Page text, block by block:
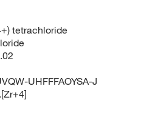
tetrachloride
UHFFFAOYSA-J